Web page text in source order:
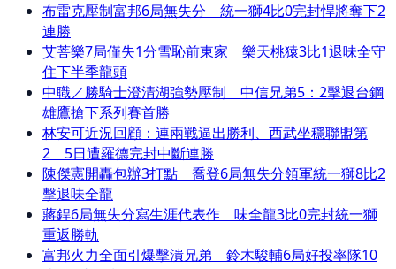
布雷克壓制富邦6局無失分 統一獅4比0完封悍將奪下2
連勝
艾菩樂7局僅失1分雪恥前東家 樂天桃猿3比1退味全守
住下半季龍頭
中職／勝騎士澄清湖強勢壓制 中信兄弟5：2擊退台鋼
雄鷹搶下系列賽首勝
林安可近況回顧：連兩戰逼出勝利、西武坐穩聯盟第
2 5日遭羅德完封中斷連勝
陳傑憲開轟包辦3打點 喬登6局無失分領軍統一獅8比2
擊退味全龍
蔣銲6局無失分寫生涯代表作 味全龍3比0完封統一獅
重返勝軌
富邦火力全面引爆擊潰兄弟 鈴木駿輔6局好投率隊10